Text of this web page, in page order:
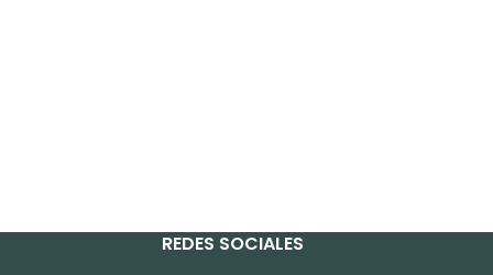
REDES SOCIALES